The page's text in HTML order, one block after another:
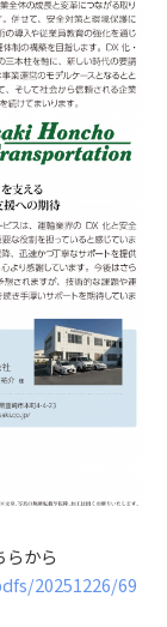
から
20251226/69